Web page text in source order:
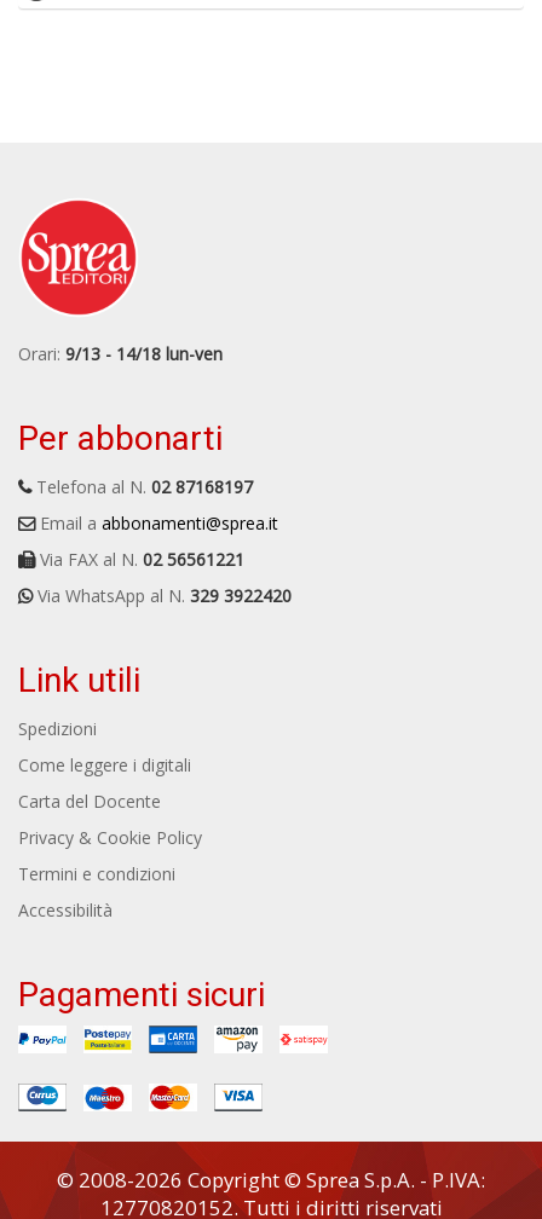
Orari: 9/13 - 14/18 lun-ven
Per abbonarti
Telefona al N. 02 87168197
Email a abbonamenti@sprea.it
Via FAX al N. 02 56561221
Via WhatsApp al N. 329 3922420
Link utili
Spedizioni
Come leggere i digitali
Carta del Docente
Privacy & Cookie Policy
Termini e condizioni
Accessibilità
Pagamenti sicuri
© 2008-2026 Copyright © Sprea S.p.A. - P.IVA:
12770820152. Tutti i diritti riservati